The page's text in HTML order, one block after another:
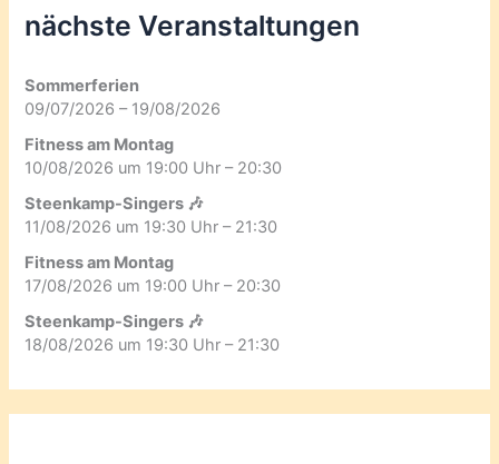
nächste Veranstaltungen
Sommerferien
09/07/2026 – 19/08/2026
Fitness am Montag
10/08/2026 um 19:00 Uhr – 20:30
Steenkamp-Singers 🎶
11/08/2026 um 19:30 Uhr – 21:30
Fitness am Montag
17/08/2026 um 19:00 Uhr – 20:30
Steenkamp-Singers 🎶
18/08/2026 um 19:30 Uhr – 21:30